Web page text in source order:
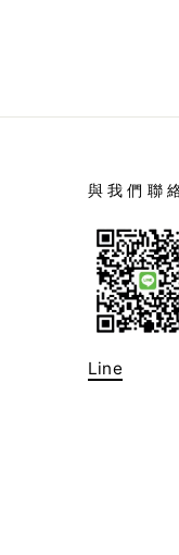
與我們聯
Line